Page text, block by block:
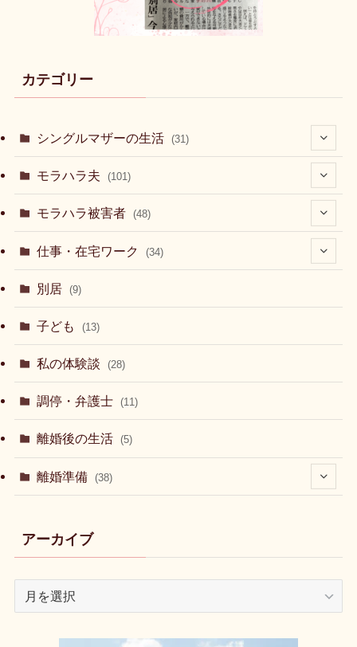
カテゴリー
シングルマザーの生活 (31)
(7)
(7)
(3)
モラハラ夫 (101)
(39)
(46)
モラハラ被害者 (48)
(2)
仕事・在宅ワーク (34)
別居 (9)
子ども (13)
私の体験談 (28)
調停・弁護士 (11)
離婚後の生活 (5)
離婚準備 (38)
(3)
(5)
アーカイブ